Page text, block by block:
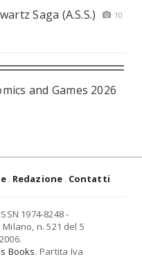
Saga (A.S.S.)
10
and Games 2026
Redazione Contatti
1974-8248 -
n. 521 del 5
Books. Partita Iva